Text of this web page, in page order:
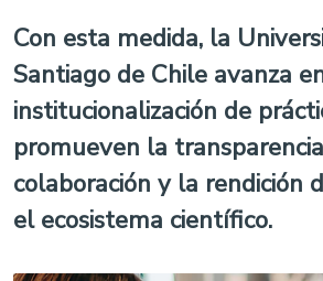
Con esta medida, la
Santiago de Chile avanza
institucionalización de
promueven la
colaboración y la rendición
el ecosistema científico.